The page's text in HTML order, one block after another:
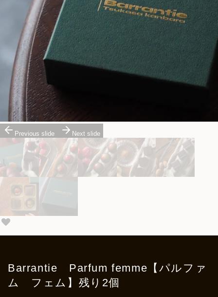
Previous slide Next slide
Barrantie Parfum femme【パルファ
ム フェム】残り2個